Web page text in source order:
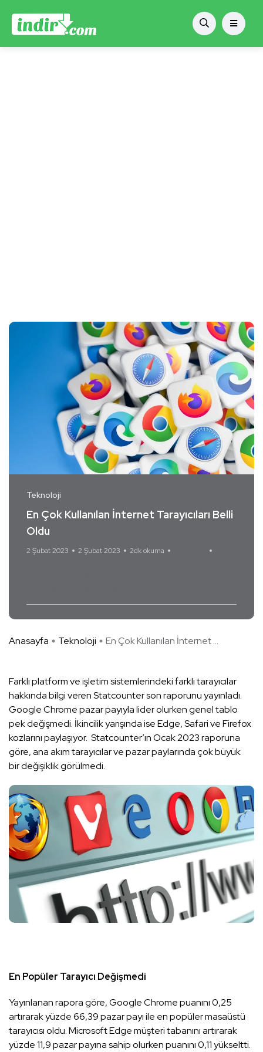
Teknoloji
En Çok Kullanılan İnternet Tarayıcıları Belli
Oldu
2 Şubat 2023 2 Şubat 2023 2dk okuma
Anasayfa Teknoloji En Çok Kullanılan İnternet ...
Farklı platform ve işletim sistemlerindeki farklı tarayıcılar
hakkında bilgi veren Statcounter son raporunu yayınladı.
Google Chrome pazar payıyla lider olurken genel tablo
pek değişmedi. İkincilik yarışında ise Edge, Safari ve Firefox
kozlarını paylaşıyor. Statcounter’ın Ocak 2023 raporuna
göre, ana akım tarayıcılar ve pazar paylarında çok büyük
bir değişiklik görülmedi.
En Popüler Tarayıcı Değişmedi
Yayınlanan rapora göre, Google Chrome puanını 0,25
artırarak yüzde 66,39 pazar payı ile en popüler masaüstü
tarayıcısı oldu. Microsoft Edge müşteri tabanını artırarak
yüzde 11,9 pazar payına sahip olurken puanını 0,11 yükseltti.